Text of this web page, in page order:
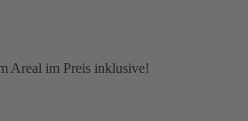
Areal im Preis inklusive!